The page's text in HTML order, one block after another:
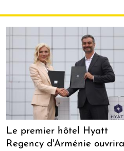
Le premier hôtel Hyatt
Regency d'Arménie